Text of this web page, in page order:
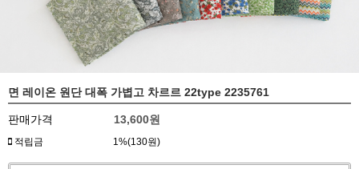
면 레이온 원단 대폭 가볍고 차르르 22type 2235761
판매가격 13,600원
적립금 1%(130원)